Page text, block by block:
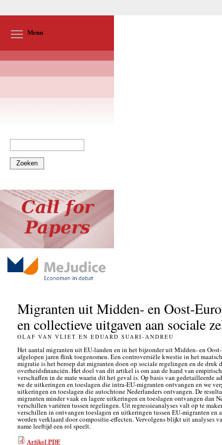
Menu
Zoeken
Migranten uit Midden- en Oost-
en collectieve uitgaven aan sociale
OLAF VAN VLIET EN EDUARD SUARI-ANDREU
Het aantal migranten uit EU-landen en in het bijzonder uit Midden- en
afgelopen jaren flink toegenomen. Een controversiële kwestie in het
migratie is het beroep dat migranten doen op sociale regelingen en de druk
overheidsfinanciën. Het doel van dit artikel is om aan de hand van
verschaffen in de mate waarin dit het geval is. Op basis van gedetailleerde
we de uitkeringen en toeslagen die intra-EU-migranten ontvangen en we
uitkeringen en toeslagen die autochtone Nederlanders ontvangen. De
migranten minder vaak en lagere uitkeringen en toeslagen ontvangen dan
verschillen variëren tussen regelingen. Uit regressieanalyses valt op te
verschillen in ontvangen toeslagen en uitkeringen tussen EU-migranten en
worden verklaard door compositie-effecten. Vervolgens blijkt uit analyses
name leeftijd een rol speelt.
Artikel PDF